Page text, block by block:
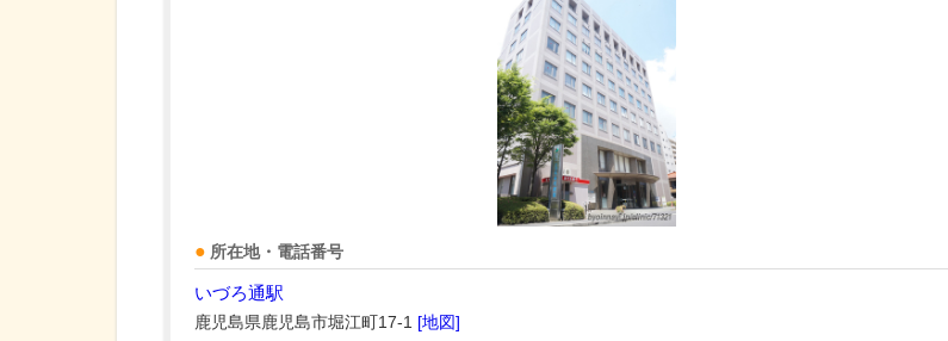
所在地・電話番号
いづろ通駅
鹿児島県鹿児島市堀江町17-1 [地図]